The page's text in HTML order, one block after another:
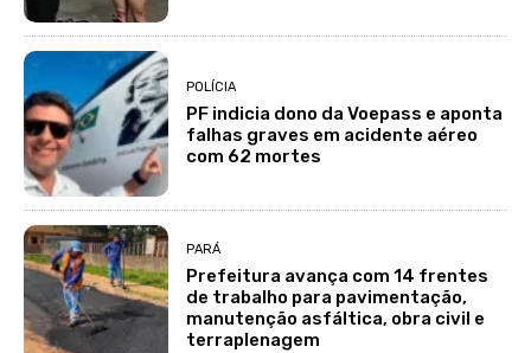
POLÍCIA
PF indicia dono da Voepass e aponta
falhas graves em acidente aéreo
com 62 mortes
PARÁ
Prefeitura avança com 14 frentes
de trabalho para pavimentação,
manutenção asfáltica, obra civil e
terraplenagem